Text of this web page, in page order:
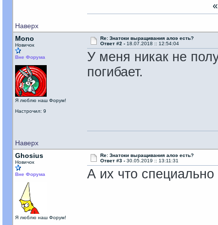
Наверх
Mono
Новичок
Вне Форума
Я люблю наш Форум!
Настрочил: 9
Re: Знатоки выращивания алоэ есть?
Ответ #2 - 18.07.2018 :: 12:54:04
У меня никак не
погибает.
Наверх
Ghosius
Новичок
Вне Форума
Я люблю наш Форум!
Re: Знатоки выращивания алоэ есть?
Ответ #3 - 30.05.2019 :: 13:11:31
А их что